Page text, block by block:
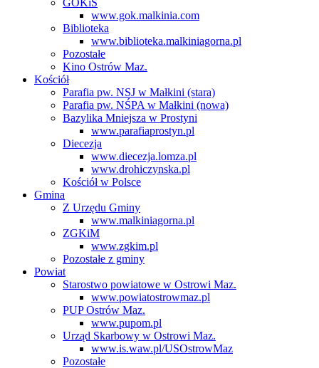
www.gok.malkinia.com
Biblioteka
www.biblioteka.malkiniagorna.pl
Pozostałe
Kino Ostrów Maz.
Kościół
Parafia pw. NSJ w Małkini (stara)
Parafia pw. NŚPA w Małkini (nowa)
Bazylika Mniejsza w Prostyni
www.parafiaprostyn.pl
Diecezja
www.diecezja.lomza.pl
www.drohiczynska.pl
Kościół w Polsce
Gmina
Z Urzędu Gminy
www.malkiniagorna.pl
ZGKiM
www.zgkim.pl
Pozostałe z gminy
Powiat
Starostwo powiatowe w Ostrowi Maz.
www.powiatostrowmaz.pl
PUP Ostrów Maz.
www.pupom.pl
Urząd Skarbowy w Ostrowi Maz.
www.is.waw.pl/USOstrowMaz
Pozostałe